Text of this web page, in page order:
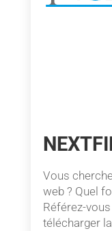
Vous
web ? Quel
Référez-
télécharger